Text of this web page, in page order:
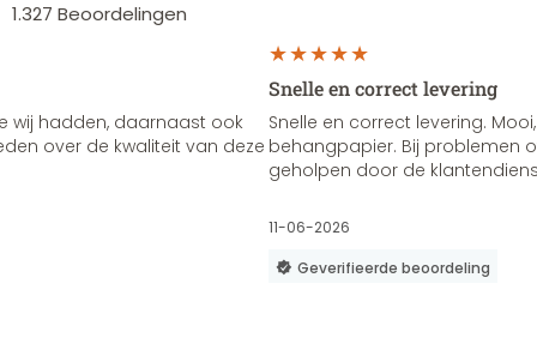
1.327 Beoordelingen
wij hadden, daarnaast ook
over de kwaliteit van deze
Snelle en correct levering
Snelle en correct levering.
behangpapier. Bij problemen
geholpen door de
11-06-2026
Geverifieerde beoordeling